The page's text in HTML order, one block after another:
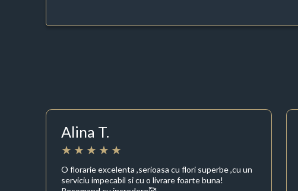
Alina T.
O florarie excelenta ,serioasa cu flori superbe ,cu un
serviciu impecabil si cu o livrare foarte buna!